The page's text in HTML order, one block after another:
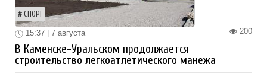
СПОРТ
200
15:37 | 7 августа
В Каменске-Уральском продолжается
строительство легкоатлетического манежа